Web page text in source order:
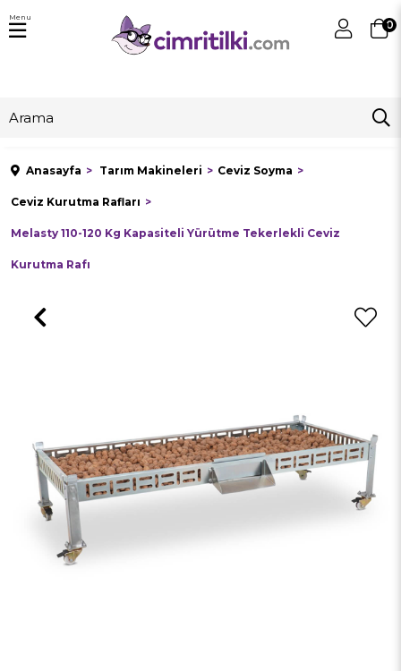
0
Menu
Anasayfa Tarım Makineleri Ceviz Soyma
Ceviz Kurutma Rafları
Melasty 110-120 Kg Kapasiteli Yürütme Tekerlekli Ceviz
Kurutma Rafı